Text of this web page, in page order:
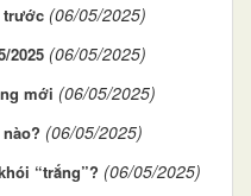
trước (06/05/2025)
2025 (06/05/2025)
mới (06/05/2025)
(06/05/2025)
“trắng”? (06/05/2025)